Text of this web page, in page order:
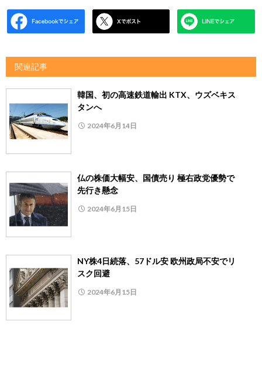
関連記事
韓国、初の高速鉄道輸出 KTX、ウズベキス
タンへ
2024年6月14日
仏の株価大幅安、国債売り 極右政党優勢で
先行き懸念
2024年6月15日
NY株4日続落、57ドル安 欧州政局不安でリ
スク回避
2024年6月15日